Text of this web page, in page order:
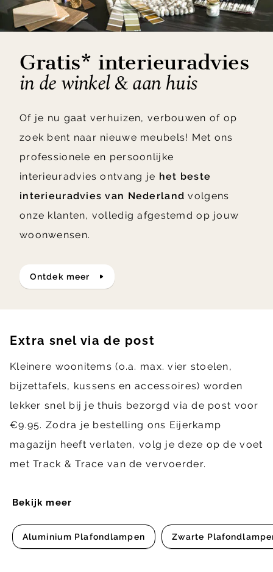
Gratis* interieuradvies
in de winkel & aan huis
Of je nu gaat verhuizen, verbouwen of op
zoek bent naar nieuwe meubels! Met ons
professionele en persoonlijke
interieuradvies ontvang je het beste
interieuradvies van Nederland volgens
onze klanten, volledig afgestemd op jouw
woonwensen.
ontdek meer
Bekijk meer
Aluminium Plafondlampen Zwarte
Extra snel via de post
Kleinere woonitems (o.a. max. vier stoelen,
bijzettafels, kussens en accessoires) worden
lekker snel bij je thuis bezorgd via de post voor
€9.95. Zodra je bestelling ons Eijerkamp
magazijn heeft verlaten, volg je deze op de voet
met Track & Trace van de vervoerder.